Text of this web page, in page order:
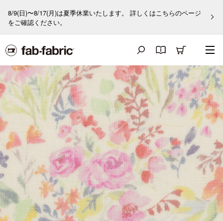
8/9(日)〜8/17(月)は夏季休業いたします。 詳しくはこちらのページ
をご確認ください。